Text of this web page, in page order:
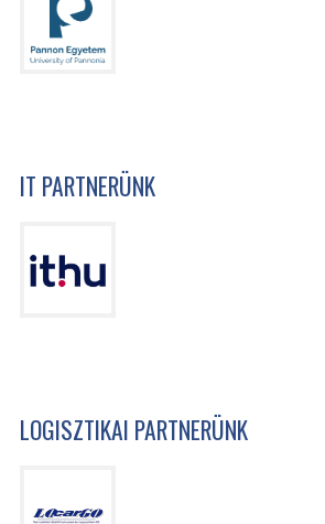
IT PARTNERÜNK
LOGISZTIKAI PARTNERÜNK